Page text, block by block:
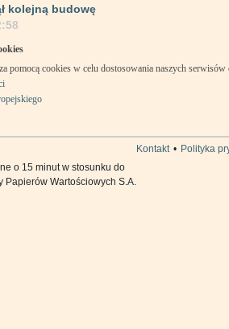
kolejną budowę
pomocą cookies w celu dostosowania naszych
Kontakt • Polityka
o 15 minut w stosunku do
Papierów Wartościowych S.A.